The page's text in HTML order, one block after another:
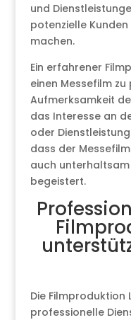
und
potenzielle
machen.
Ein erfahrener
einen Messefilm
Aufmerksamkeit
das Interesse an
oder
dass der
auch
begeistert.
Die Filmproduktion
professionelle